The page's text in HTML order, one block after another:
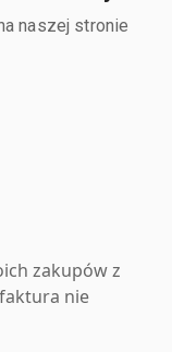
naszej stronie
zakupów z
nie